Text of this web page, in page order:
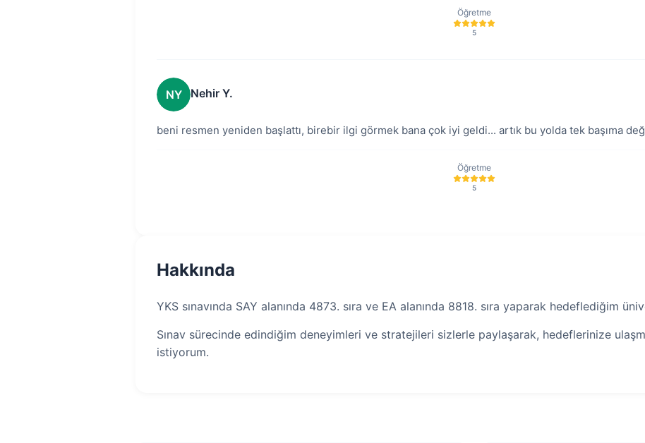
Öğretme
5
NY Nehir Y.
beni resmen yeniden başlattı, birebir ilgi görmek bana çok iyi geldi... artık bu yolda tek başıma
Öğretme
5
Hakkında
YKS sınavında SAY alanında 4873. sıra ve EA alanında 8818. sıra yaparak hedeflediğim
Sınav sürecinde edindiğim deneyimleri ve stratejileri sizlerle paylaşarak, hedeflerinize
istiyorum.